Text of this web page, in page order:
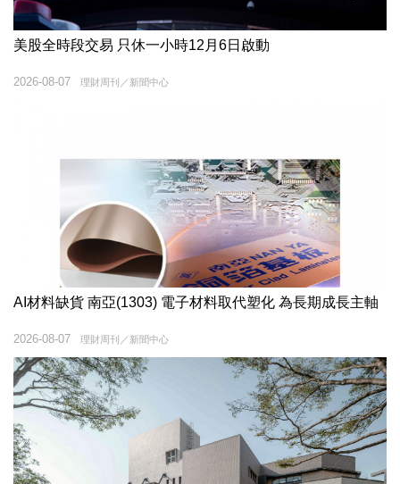
美股全時段交易 只休一小時12月6日啟動
理財周刊／新聞中心
2026-08-07
AI材料缺貨 南亞(1303) 電子材料取代塑化 為長期成長主軸
理財周刊／新聞中心
2026-08-07